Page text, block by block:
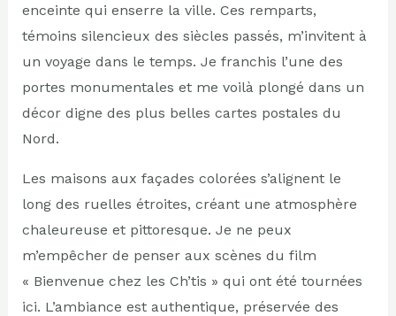
enceinte qui enserre la ville. Ces remparts,
témoins silencieux des siècles passés, m’invitent à
un voyage dans le temps. Je franchis l’une des
portes monumentales et me voilà plongé dans un
décor digne des plus belles cartes postales du
Nord.
Les maisons aux façades colorées s’alignent le
long des ruelles étroites, créant une atmosphère
chaleureuse et pittoresque. Je ne peux
m’empêcher de penser aux scènes du film
« Bienvenue chez les Ch’tis » qui ont été tournées
ici. L’ambiance est authentique, préservée des